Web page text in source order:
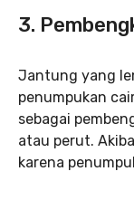
3.
Jantung yang
penumpukan
sebagai
atau perut.
karena